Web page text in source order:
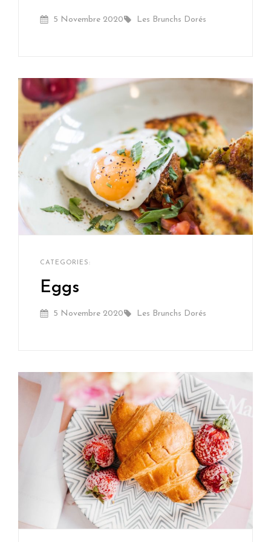
Waffles
Posted
5 Novembre 2020 By
Les Brunchs Dorés
CATEGORIES:By
Les
Eggs
Posted
5 Novembre 2020 By
Les Brunchs Dorés